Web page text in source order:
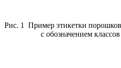
Рис. 1 Пример этикетки
с обозначением